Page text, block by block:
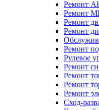
Ремонт
Ремонт
Ремонт
Ремонт
Ремонт
Рулевое
Ремонт
Ремонт
Ремонт
Ремонт
Сход-